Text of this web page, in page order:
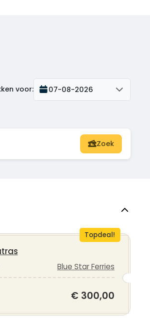
voor: 07-08-2026
Zoek
Topdeal!
Blue Star Ferries
€ 300,00